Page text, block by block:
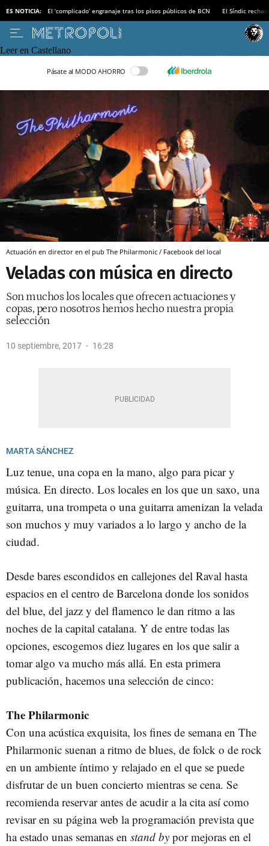
ES NOTICIA: El ‘complicado’ engranaje tras los pisos públicos de BCN El Síndic
Leer en Castellano
Pásate al MODO AHORRO
Actuación en director en el pub The Philarmonic / Facebook del local
Veladas con música en directo
Son muchos los locales que ofrecen actuaciones y
copas, pero nosotros hemos hecho nuestra propia
selección
10 septiembre, 2017 16:28
MARTA SÁNCHEZ
Luz tenue, una copa en la mano, algo para picar y
música. En directo. Los locales en los que un saxo, una
guitarra, una trompeta o una guitarra amenizan la velada
son muchos y muy variados a lo largo y ancho de la
ciudad.
Desde bares escondidos en callejones del Raval hasta
espacios en el centro de Barcelona donde los sonidos
del blue, del jazz y del flamenco le dan ritmo a las
noches de la capital catalana. Y de entre todas las
opciones, escogemos diez lugares en los que salir a
tomar algo va mucho más allá. En esta primera
publicación, hacemos una selección de cinco:
The Philarmonic
Con una acústica exquisita, los fines de semana en The
Philarmonic suenan a ritmo de blues, de folck o de rock
en un ambiente íntimo y relajado en el que se puede
disfrutar de un buen concierto mientras se cena. Se
recomienda reservar antes de acudir a la cita así como
revisar en su página web la programación prevista que
ha estado unas semanas en stand by por mejoras en el